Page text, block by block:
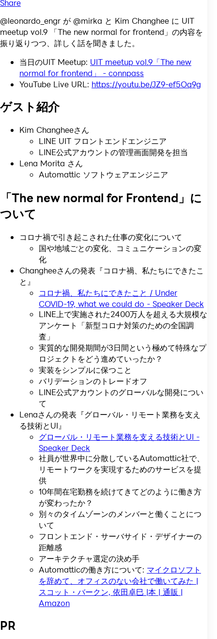
Share
@leonardo_engr が @mirka と Kim Changhee に UIT
meetup vol.9 「The new normal for frontend」の内容を
振り返りつつ、詳しく話を聞きました。
当日のUIT Meetup: UIT meetup vol.9「The new
normal for frontend」 - connpass
YouTube Live URL: https://youtu.be/JZ9-ef5Oq9g
ゲスト紹介
Kim Changheeさん
LINE UIT フロントエンドエンジニア
LINE公式アカウントの管理画面開発を担当
Lena Morita さん
Automattic ソフトウェアエンジニア
「The new normal for Frontend」に
ついて
コロナ禍で引き起こされた仕事の変化について
国や地域ごとの変化、コミュニケーションの変
化
Changheeさんの発表『コロナ禍、私たちにできたこ
と』
コロナ禍、私たちにできたこと / Under
COVID-19, what we could do - Speaker Deck
LINE上で実施された2400万人を超える大規模な
アンケート「新型コロナ対策のための全国調
査」
実質的な開発期間が3日間という極めて特殊なプ
ロジェクトをどう進めていったか？
実装をシンプルに保つこと
バリデーションのトレードオフ
LINE公式アカウントのグローバルな開発につい
て
Lenaさんの発表『グローバル・リモート業務を支え
る技術とUI』
グローバル・リモート業務を支える技術とUI -
Speaker Deck
社員が世界中に分散しているAutomattic社で、
リモートワークを実現するためのサービスを提
供
10年間在宅勤務を続けてきてどのように働き方
が変わったか？
別々のタイムゾーンのメンバーと働くことにつ
いて
フロントエンド・サーバサイド・デザイナーの
距離感
アーキテクチャ選定の決め手
Automatticの働き方について: マイクロソフト
を辞めて、オフィスのない会社で働いてみた |
スコット・バークン, 依田卓巳 |本 | 通販 |
Amazon
PR